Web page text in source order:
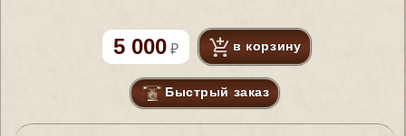
5 000 в корзину
Быстрый заказ